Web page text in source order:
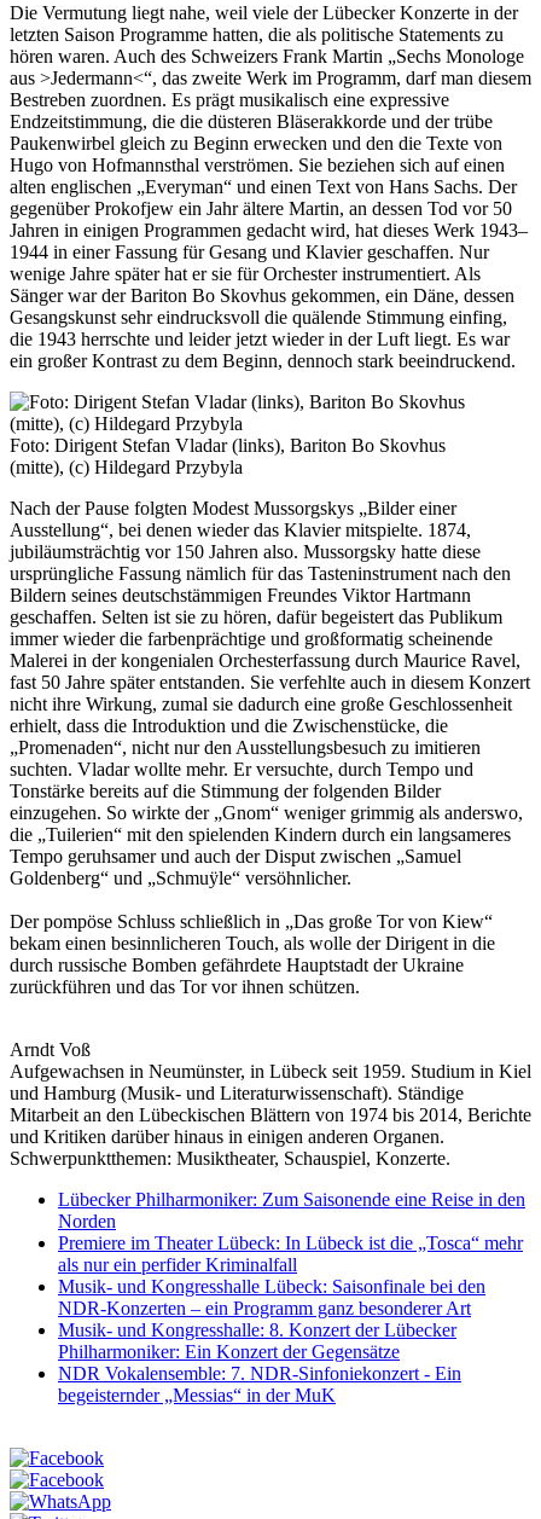
Die Vermutung liegt nahe, weil viele der Lübecker Konzerte in der
letzten Saison Programme hatten, die als politische Statements zu
hören waren. Auch des Schweizers Frank Martin „Sechs Monologe
aus >Jedermann<“, das zweite Werk im Programm, darf man diesem
Bestreben zuordnen. Es prägt musikalisch eine expressive
Endzeitstimmung, die die düsteren Bläserakkorde und der trübe
Paukenwirbel gleich zu Beginn erwecken und den die Texte von
Hugo von Hofmannsthal verströmen. Sie beziehen sich auf einen
alten englischen „Everyman“ und einen Text von Hans Sachs. Der
gegenüber Prokofjew ein Jahr ältere Martin, an dessen Tod vor 50
Jahren in einigen Programmen gedacht wird, hat dieses Werk 1943–
1944 in einer Fassung für Gesang und Klavier geschaffen. Nur
wenige Jahre später hat er sie für Orchester instrumentiert. Als
Sänger war der Bariton Bo Skovhus gekommen, ein Däne, dessen
Gesangskunst sehr eindrucksvoll die quälende Stimmung einfing,
die 1943 herrschte und leider jetzt wieder in der Luft liegt. Es war
ein großer Kontrast zu dem Beginn, dennoch stark beeindruckend.
Foto: Dirigent Stefan Vladar (links), Bariton Bo Skovhus
(mitte), (c) Hildegard Przybyla
Nach der Pause folgten Modest Mussorgskys „Bilder einer
Ausstellung“, bei denen wieder das Klavier mitspielte. 1874,
jubiläumsträchtig vor 150 Jahren also. Mussorgsky hatte diese
ursprüngliche Fassung nämlich für das Tasteninstrument nach den
Bildern seines deutschstämmigen Freundes Viktor Hartmann
geschaffen. Selten ist sie zu hören, dafür begeistert das Publikum
immer wieder die farbenprächtige und großformatig scheinende
Malerei in der kongenialen Orchesterfassung durch Maurice Ravel,
fast 50 Jahre später entstanden. Sie verfehlte auch in diesem Konzert
nicht ihre Wirkung, zumal sie dadurch eine große Geschlossenheit
erhielt, dass die Introduktion und die Zwischenstücke, die
„Promenaden“, nicht nur den Ausstellungsbesuch zu imitieren
suchten. Vladar wollte mehr. Er versuchte, durch Tempo und
Tonstärke bereits auf die Stimmung der folgenden Bilder
einzugehen. So wirkte der „Gnom“ weniger grimmig als anderswo,
die „Tuilerien“ mit den spielenden Kindern durch ein langsameres
Tempo geruhsamer und auch der Disput zwischen „Samuel
Goldenberg“ und „Schmuÿle“ versöhnlicher.
Der pompöse Schluss schließlich in „Das große Tor von Kiew“
bekam einen besinnlicheren Touch, als wolle der Dirigent in die
durch russische Bomben gefährdete Hauptstadt der Ukraine
zurückführen und das Tor vor ihnen schützen.
Arndt Voß
Aufgewachsen in Neumünster, in Lübeck seit 1959. Studium in Kiel
und Hamburg (Musik- und Literaturwissenschaft). Ständige
Mitarbeit an den Lübeckischen Blättern von 1974 bis 2014, Berichte
und Kritiken darüber hinaus in einigen anderen Organen.
Schwerpunktthemen: Musiktheater, Schauspiel, Konzerte.
Lübecker Philharmoniker: Zum Saisonende eine Reise in den
Norden
Premiere im Theater Lübeck: In Lübeck ist die „Tosca“ mehr
als nur ein perfider Kriminalfall
Musik- und Kongresshalle Lübeck: Saisonfinale bei den
NDR-Konzerten – ein Programm ganz besonderer Art
Musik- und Kongresshalle: 8. Konzert der Lübecker
Philharmoniker: Ein Konzert der Gegensätze
NDR Vokalensemble: 7. NDR-Sinfoniekonzert - Ein
begeisternder „Messias“ in der MuK